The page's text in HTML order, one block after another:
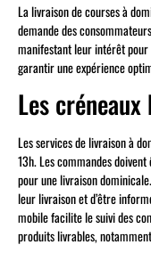
La livraison de courses à
demande des
manifestant leur intérêt pour
garantir une expérience
Les
Les services de livraison à
13h. Les commandes
pour une livraison
leur livraison et d’être
mobile facilite le suivi des
produits livrables,